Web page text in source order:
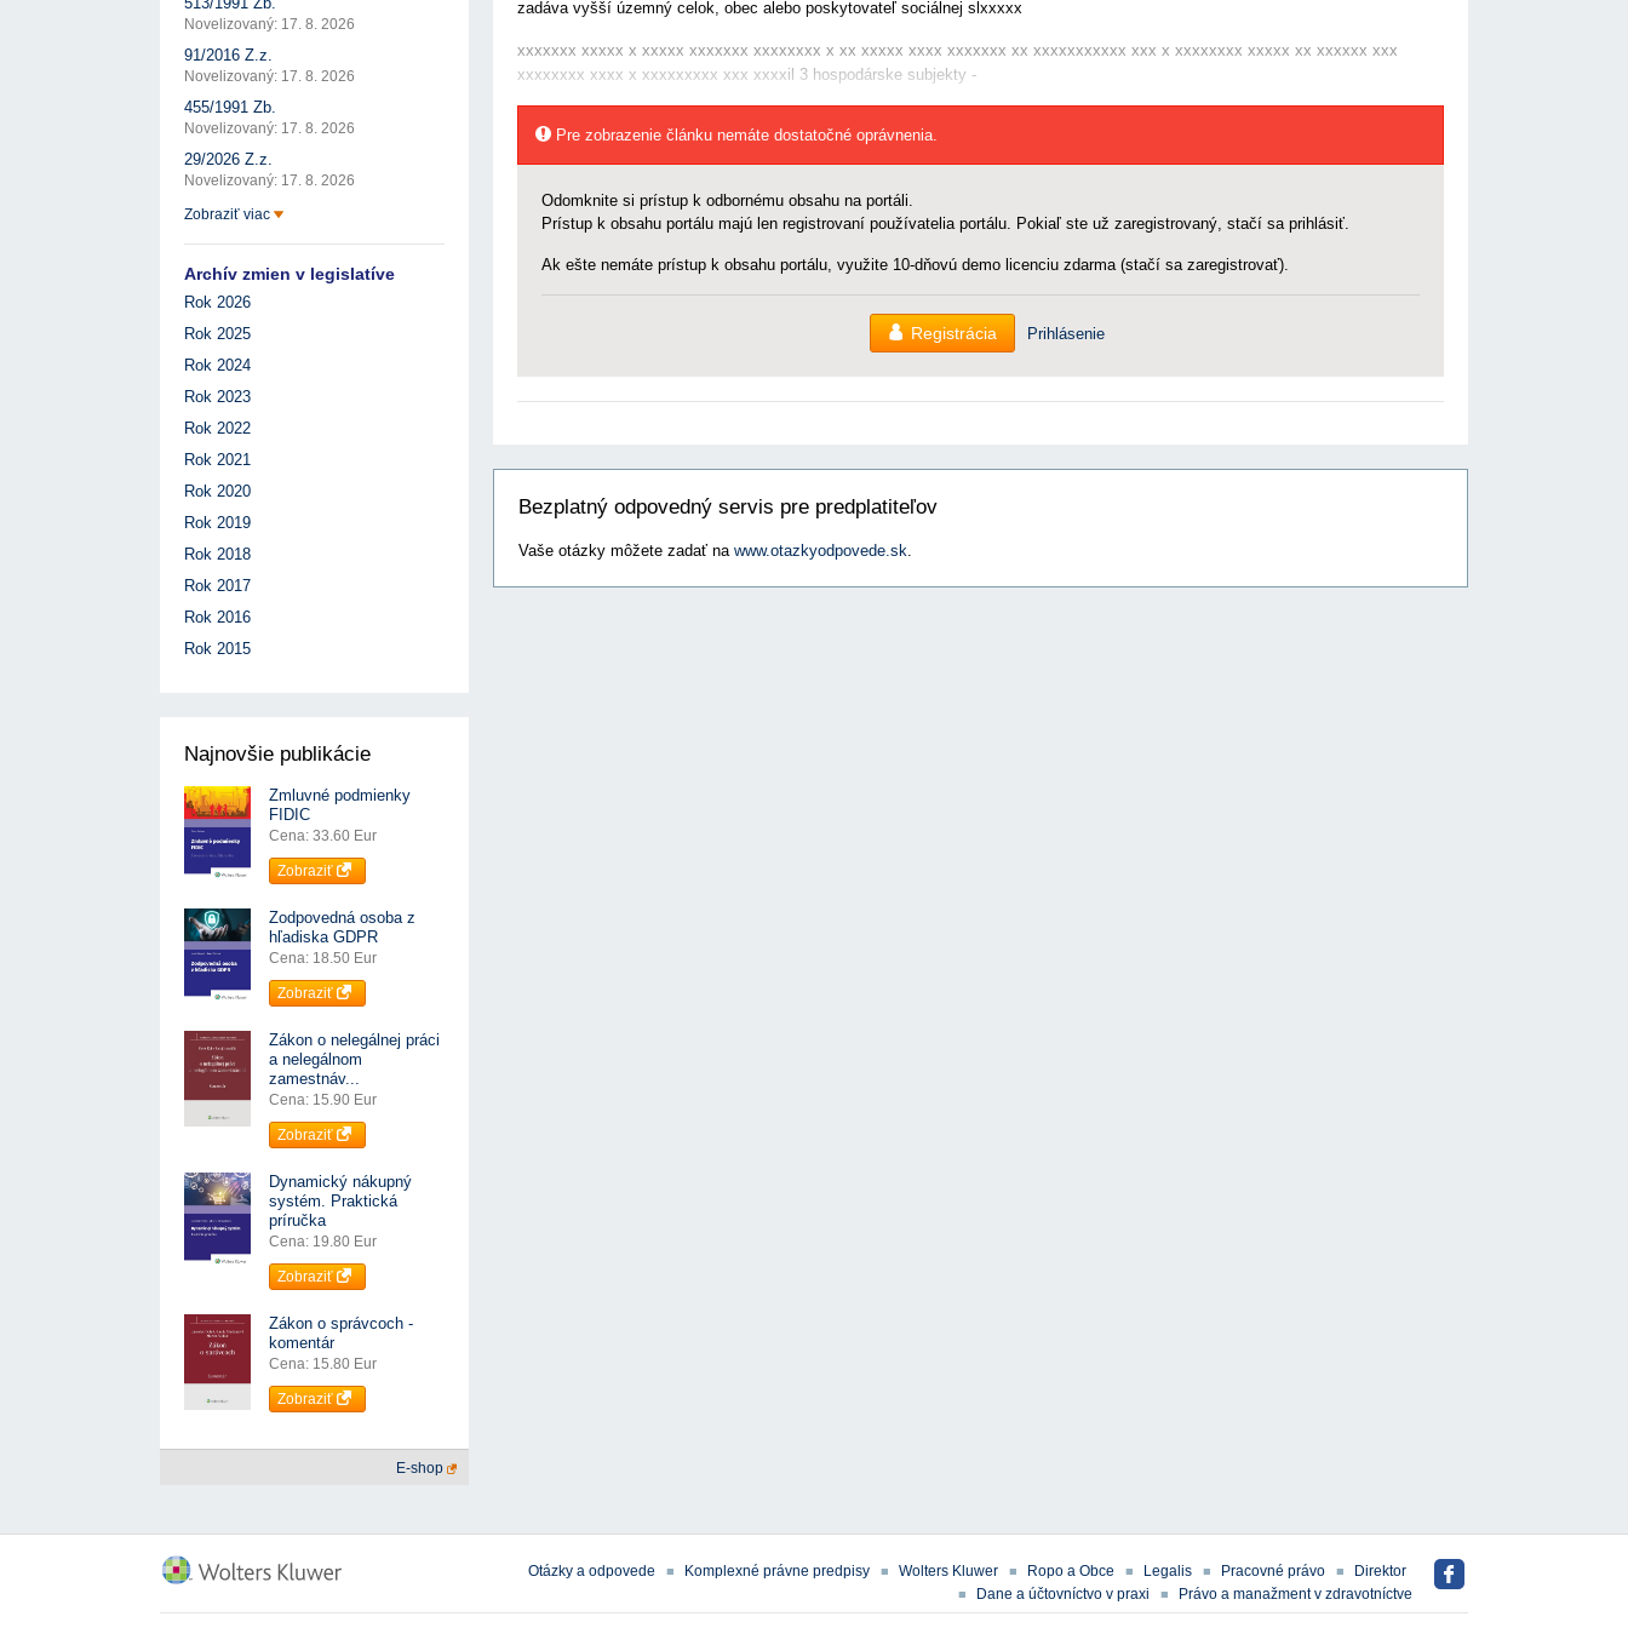
zadáva vyšší územný celok, obec alebo poskytovateľ sociálnej slxxxxx
xxxxxxx xxxxx x xxxxx xxxxxxx xxxxxxxx x xx xxxxx xxxx xxxxxxx xx xxxxxxxxxxx xxx x xxxxxxxx xxxxx xx xxxxxx xxx
xxxxxxxx xxxx x xxxxxxxxx xxx xxxxil 3 hospodárske subjekty -
Pre zobrazenie článku nemáte dostatočné oprávnenia.
Odomknite si prístup k odbornému obsahu na portáli.
Prístup k obsahu portálu majú len registrovaní používatelia portálu. Pokiaľ ste už zaregistrovaný, stačí sa prihlásiť.
Ak ešte nemáte prístup k obsahu portálu, využite 10-dňovú demo licenciu zdarma (stačí sa zaregistrovať).
Registrácia Prihlásenie
Bezplatný odpovedný servis pre predplatiteľov
Vaše otázky môžete zadať na www.otazkyodpovede.sk.
Novelizovaný: 17. 8. 2026
91/2016 Z.z.
Novelizovaný: 17. 8. 2026
455/1991 Zb.
Novelizovaný: 17. 8. 2026
29/2026 Z.z.
Novelizovaný: 17. 8. 2026
Zobraziť viac
Archív zmien v legislatíve
Rok 2026
Rok 2025
Rok 2024
Rok 2023
Rok 2022
Rok 2021
Rok 2020
Rok 2019
Rok 2018
Rok 2017
Rok 2016
Rok 2015
Najnovšie publikácie
Zmluvné podmienky
FIDIC
Cena: 33.60 Eur
Zobraziť
Zodpovedná osoba z
hľadiska GDPR
Cena: 18.50 Eur
Zobraziť
Zákon o nelegálnej práci
a nelegálnom
zamestnáv...
Cena: 15.90 Eur
Zobraziť
Dynamický nákupný
systém. Praktická
príručka
Cena: 19.80 Eur
Zobraziť
Zákon o správcoch -
komentár
Cena: 15.80 Eur
Zobraziť
E-shop
Otázky a odpovede Komplexné právne predpisy Wolters Kluwer Ropo a Obce Legalis Pracovné právo
Direktor
Dane a účtovníctvo v praxi
Právo a manažment v zdravotníctve